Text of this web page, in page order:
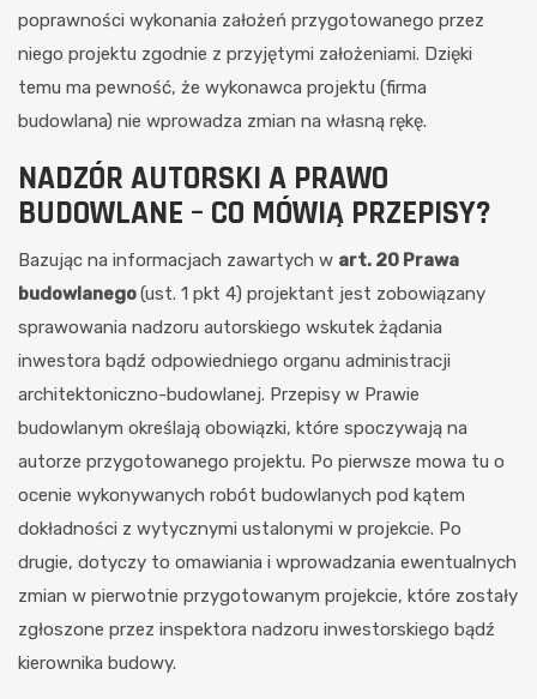
poprawności wykonania założeń przygotowanego przez
niego projektu zgodnie z przyjętymi założeniami. Dzięki
temu ma pewność, że wykonawca projektu (firma
budowlana) nie wprowadza zmian na własną rękę.
NADZÓR AUTORSKI A PRAWO
BUDOWLANE – CO MÓWIĄ PRZEPISY?
Bazując na informacjach zawartych w art. 20 Prawa
budowlanego(ust. 1 pkt 4) projektant jest zobowiązany
sprawowania nadzoru autorskiego wskutek żądania
inwestora bądź odpowiedniego organu administracji
architektoniczno-budowlanej. Przepisy w Prawie
budowlanym określają obowiązki, które spoczywają na
autorze przygotowanego projektu. Po pierwsze mowa tu o
ocenie wykonywanych robót budowlanych pod kątem
dokładności z wytycznymi ustalonymi w projekcie. Po
drugie, dotyczy to omawiania i wprowadzania ewentualnych
zmian w pierwotnie przygotowanym projekcie, które zostały
zgłoszone przez inspektora nadzoru inwestorskiego bądź
kierownika budowy.